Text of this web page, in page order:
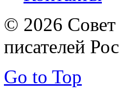
© 2026
писателей
Go to Top